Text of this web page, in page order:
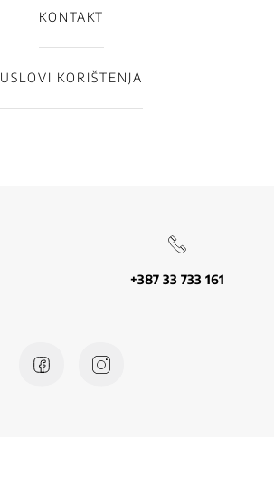
KONTAKT
USLOVI KORIŠTENJA
+387 33 733 161